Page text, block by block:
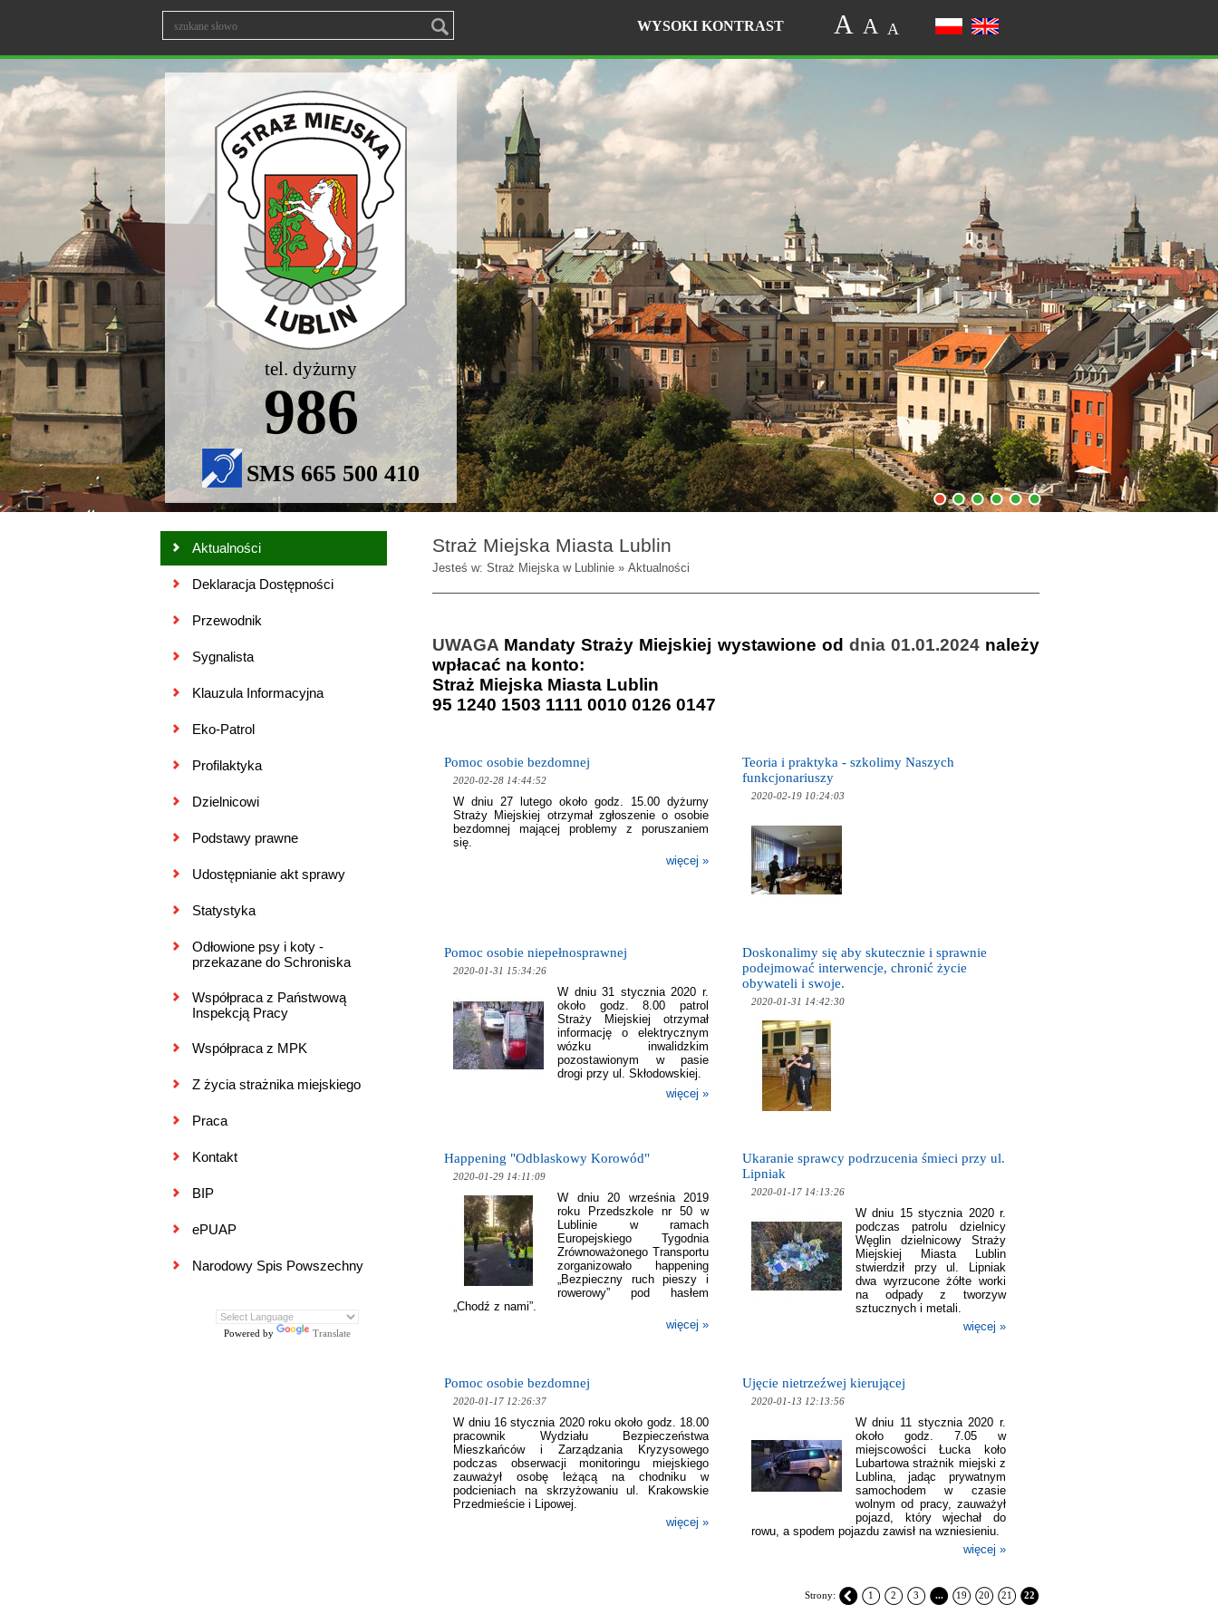
WYSOKI KONTRAST A A A
1 2 3 4 5 6
tel. dyżurny
986
SMS 665 500 410
Aktualności
Deklaracja Dostępności
Przewodnik
Sygnalista
Klauzula Informacyjna
Eko-Patrol
Profilaktyka
Dzielnicowi
Podstawy prawne
Udostępnianie akt sprawy
Statystyka
Odłowione psy i koty -
przekazane do Schroniska
Współpraca z Państwową
Inspekcją Pracy
Współpraca z MPK
Z życia strażnika miejskiego
Praca
Kontakt
BIP
ePUAP
Narodowy Spis Powszechny
Powered by Translate
Straż Miejska Miasta Lublin
Jesteś w: Straż Miejska w Lublinie » Aktualności
UWAGA Mandaty Straży Miejskiej wystawione od dnia 01.01.2024 należy
wpłacać na konto:
Straż Miejska Miasta Lublin
95 1240 1503 1111 0010 0126 0147
Pomoc osobie bezdomnej
2020-02-28 14:44:52
W dniu 27 lutego około godz. 15.00 dyżurny
Straży Miejskiej otrzymał zgłoszenie o osobie
bezdomnej mającej problemy z poruszaniem
się.
więcej »
Teoria i praktyka - szkolimy Naszych
funkcjonariuszy
2020-02-19 10:24:03
Pomoc osobie niepełnosprawnej
2020-01-31 15:34:26
W dniu 31 stycznia 2020 r.
około godz. 8.00 patrol
Straży Miejskiej otrzymał
informację o elektrycznym
wózku inwalidzkim
pozostawionym w pasie
drogi przy ul. Skłodowskiej.
więcej »
Doskonalimy się aby skutecznie i sprawnie
podejmować interwencje, chronić życie
obywateli i swoje.
2020-01-31 14:42:30
Happening "Odblaskowy Korowód"
2020-01-29 14:11:09
W dniu 20 września 2019
roku Przedszkole nr 50 w
Lublinie w ramach
Europejskiego Tygodnia
Zrównoważonego Transportu
zorganizowało happening
„Bezpieczny ruch pieszy i
rowerowy” pod hasłem
„Chodź z nami”.
więcej »
Ukaranie sprawcy podrzucenia śmieci przy ul.
Lipniak
2020-01-17 14:13:26
W dniu 15 stycznia 2020 r.
podczas patrolu dzielnicy
Węglin dzielnicowy Straży
Miejskiej Miasta Lublin
stwierdził przy ul. Lipniak
dwa wyrzucone żółte worki
na odpady z tworzyw
sztucznych i metali.
więcej »
Pomoc osobie bezdomnej
2020-01-17 12:26:37
W dniu 16 stycznia 2020 roku około godz. 18.00
pracownik Wydziału Bezpieczeństwa
Mieszkańców i Zarządzania Kryzysowego
podczas obserwacji monitoringu miejskiego
zauważył osobę leżącą na chodniku w
podcieniach na skrzyżowaniu ul. Krakowskie
Przedmieście i Lipowej.
więcej »
Ujęcie nietrzeźwej kierującej
2020-01-13 12:13:56
W dniu 11 stycznia 2020 r.
około godz. 7.05 w
miejscowości Łucka koło
Lubartowa strażnik miejski z
Lublina, jadąc prywatnym
samochodem w czasie
wolnym od pracy, zauważył
pojazd, który wjechał do
rowu, a spodem pojazdu zawisł na wzniesieniu.
więcej »
Strony: 1 2 3 ... 19 20 21 22